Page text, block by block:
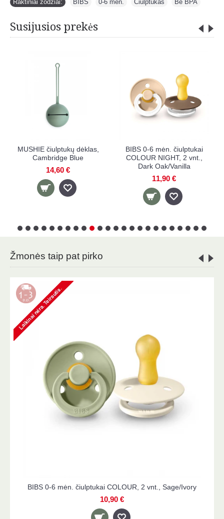
Raktiniai žodžiai: BIBS 0-6 mėn. Čiulptukas Be BPA
Susijusios prekės
BIBS 0-6 mėn. čiulptukai
COLOUR, 2 vnt.,
Sand/Pistachio
9,90 €
BIBS 6-18 mėn. čiulptukai
COLOUR, 2 vnt.,
Sand/Pistachio
9,90 €
Žmonės taip pat pirko
2 vnt., Sage/Ivory MUSHIE